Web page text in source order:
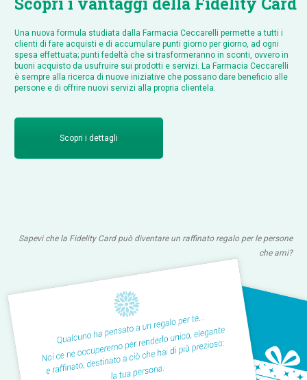
Una nuova formula studiata dalla Farmacia Ceccarelli permette a tutti i
clienti di fare acquisti e di accumulare punti giorno per giorno, ad ogni
spesa effettuata; punti fedeltà che si trasformeranno in sconti, ovvero in
buoni acquisto da usufruire sui prodotti e servizi. La Farmacia Ceccarelli
è sempre alla ricerca di nuove iniziative che possano dare beneficio alle
persone e di offrire nuovi servizi alla propria clientela.
Scopri i dettagli
Sapevi che la Fidelity Card può diventare un raffinato regalo per le persone
che ami?